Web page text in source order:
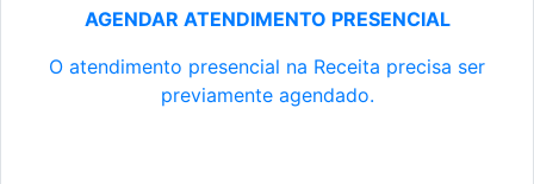
AGENDAR ATENDIMENTO PRESENCIAL
O atendimento presencial na Receita precisa ser
previamente agendado.